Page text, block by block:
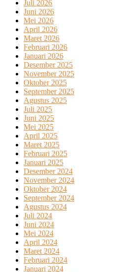
Juli 2026
Juni 2026
Mei 2026
April 2026
Maret 2026
Februari 2026
Januari 2026
Desember 2025
November 2025
Oktober 2025
September 2025
Agustus 2025
Juli 2025
Juni 2025
Mei 2025
April 2025
Maret 2025
Februari 2025
Januari 2025
Desember 2024
November 2024
Oktober 2024
September 2024
Agustus 2024
Juli 2024
Juni 2024
Mei 2024
April 2024
Maret 2024
Februari 2024
Januari 2024